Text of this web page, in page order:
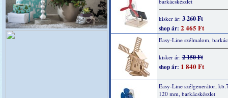
kisker ár:3 260 Ft
shop ár: 2 465 Ft
Easy-Line szélmalom,
kisker ár:2 150 Ft
shop ár: 1 840 Ft
Easy-Line szélgenerátor,
120 mm, barkácskészlet